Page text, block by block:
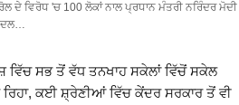
ਦੇ ਵਿਰੋਧ 'ਚ 100 ਲੋਕਾਂ ਨਾਲ ਪ੍ਰਧਾਨ ਮੰਤਰੀ ਨਰਿੰਦਰ ਮੋਦੀ
ਵਿੱਚ ਸਭ ਤੋਂ ਵੱਧ ਤਨਖਾਹ ਸਕੇਲਾਂ ਵਿੱਚੋਂ ਸਕੇਲ
ਕਈ ਸ਼੍ਰੇਣੀਆਂ ਵਿੱਚ ਕੇਂਦਰ ਸਰਕਾਰ ਤੋਂ ਵੀ